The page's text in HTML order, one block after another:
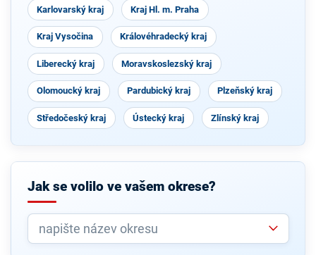
Karlovarský kraj Kraj Hl. m. Praha
Kraj Vysočina Královéhradecký kraj
Liberecký kraj Moravskoslezský kraj
Olomoucký kraj Pardubický kraj Plzeňský kraj
Středočeský kraj Ústecký kraj Zlínský kraj
Jak se volilo ve vašem okrese?